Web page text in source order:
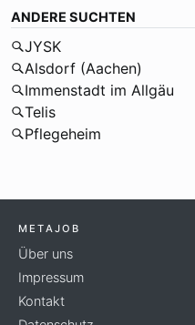
ANDERE SUCHTEN
JYSK
Alsdorf (Aachen)
Immenstadt im Allgäu
Telis
Pflegeheim
METAJOB
Über uns
Impressum
Kontakt